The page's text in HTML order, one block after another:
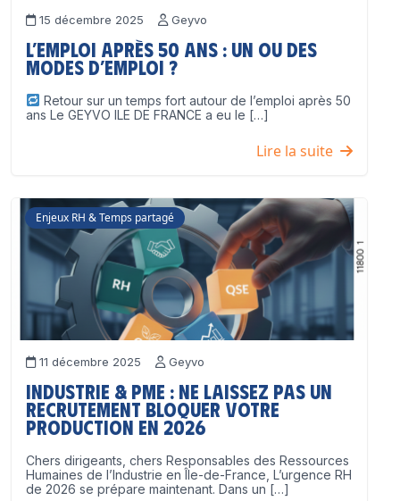
15 décembre 2025 Geyvo
L’emploi après 50 ans : un ou des
modes d’emploi ?
Retour sur un temps fort autour de l’emploi après 50
ans Le GEYVO ILE DE FRANCE a eu le […]
Lire la suite
Enjeux RH & Temps partagé
11 décembre 2025 Geyvo
Industrie & PME : ne laissez pas un
recrutement bloquer votre
production en 2026
Chers dirigeants, chers Responsables des Ressources
Humaines de l’Industrie en Île-de-France, L’urgence RH
de 2026 se prépare maintenant. Dans un […]